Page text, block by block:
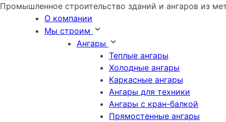
Промышленное строительство зданий и ангаров из
О компании
Мы строим
Ангары
Теплые ангары
Холодные ангары
Каркасные ангары
Ангары для техники
Ангары с кран-балкой
Прямостенные ангары